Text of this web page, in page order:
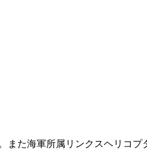
た海軍所属リンクスヘリコ